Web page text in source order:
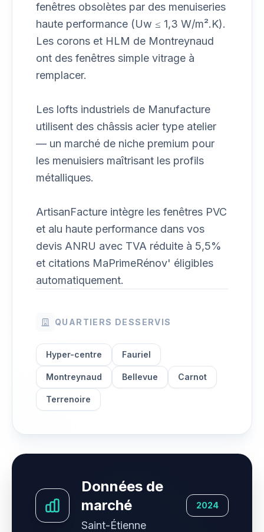
fenêtres obsolètes par des menuiseries
haute performance (Uw ≤ 1,3 W/m².K).
Les corons et HLM de Montreynaud
ont des fenêtres simple vitrage à
remplacer.
Les lofts industriels de Manufacture
utilisent des châssis acier type atelier
— un marché de niche premium pour
les menuisiers maîtrisant les profils
métalliques.
ArtisanFacture intègre les fenêtres PVC
et alu haute performance dans vos
devis ANRU avec TVA réduite à 5,5%
et citations MaPrimeRénov' éligibles
automatiquement.
QUARTIERS DESSERVIS
Hyper-centre Fauriel
Montreynaud Bellevue Carnot
Terrenoire
Données de
marché
Saint-Étienne
2024